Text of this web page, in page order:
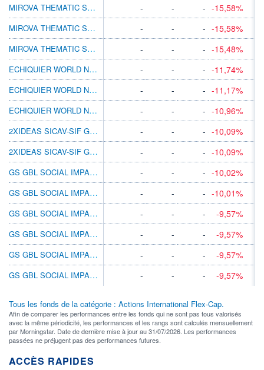
MIROVA THEMATIC SBSCPTN ECOY I/A USD
- - - -15,58%
MIROVA THEMATIC SBSCPTN ECOY I/A EUR
- - - -15,58%
MIROVA THEMATIC SBSCPTN ECOY N1/A GBP
- - - -15,48%
ECHIQUIER WORLD NEXT LEADERS A
- - - -11,74%
ECHIQUIER WORLD NEXT LEADERS K
- - - -11,17%
ECHIQUIER WORLD NEXT LEADERS F
- - - -10,96%
2XIDEAS SICAV-SIF GLOBAL MID CAP SEL B1
- - - -10,09%
2XIDEAS SICAV-SIF GLOBAL MID CAP SEL B3
- - - -10,09%
GS GBL SOCIAL IMPACT EQ-X CAP EUR
- - - -10,02%
GS GBL SOCIAL IMPACT EQ-X CAP USD
- - - -10,01%
GS GBL SOCIAL IMPACT EQ-P CAP EUR
- - -
-9,57%
GS GBL SOCIAL IMPACT EQ-P DIS EUR
- - -
-9,57%
GS GBL SOCIAL IMPACT EQ-PDISUSD
- - -
-9,57%
GS GBL SOCIAL IMPACT EQ-PCAPUSD
- - - -9,57%
Tous les fonds de la catégorie : Actions International Flex-Cap.
Afin de comparer les performances entre les fonds qui ne sont pas tous valorisés
avec la même périodicité, les performances et les rangs sont calculés mensuellement
par Morningstar. Date de dernière mise à jour au 31/07/2026. Les performances
passées ne préjugent pas des performances futures.
ACCÈS RAPIDES